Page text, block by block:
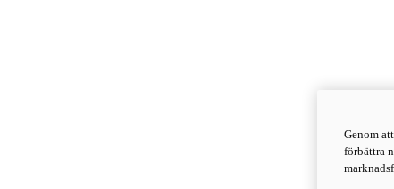
Genom
förbättra